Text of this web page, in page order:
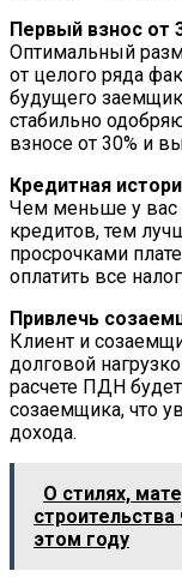
Первый взнос от
Оптимальный
от целого ряда
будущего
стабильно
взносе от 30% и
Кредитная
Чем меньше у
кредитов, тем
просрочками
оплатить все
Привлечь
Клиент и
долговой
расчете ПДН
созаемщика, что
дохода.
О стилях,
этом году